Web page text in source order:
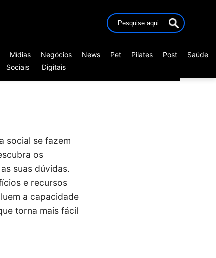
Mídias
Sociais
Negócios
Digitais
News Pet Pilates Post Saúde
social se fazem
os
suas dúvidas.
e recursos
a capacidade
torna mais fácil